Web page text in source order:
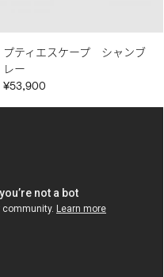
プティエスケープ シャンブ
レー
¥53,900